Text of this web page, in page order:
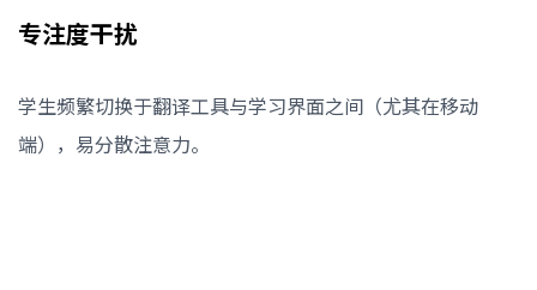
专注度干扰
学生频繁切换于翻译工具与学习界面之间（尤其在移动
端），易分散注意力。